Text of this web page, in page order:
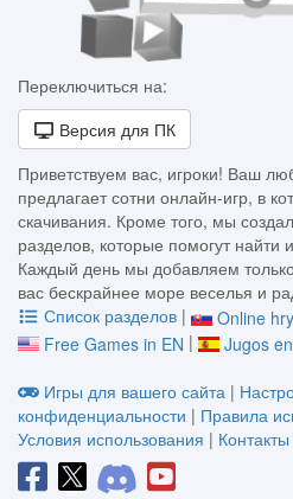
Переключиться на:
Версия для ПК
Приветствуем вас, игроки! Ваш
предлагает сотни онлайн-игр, в
скачивания. Кроме того, мы
разделов, которые помогут найти
Каждый день мы добавляем
вас бескрайнее море веселья и
Список разделов | Online
Free Games in EN |
Jugos
Игры для вашего сайта |
конфиденциальности | Правила
Условия использования | Контакты